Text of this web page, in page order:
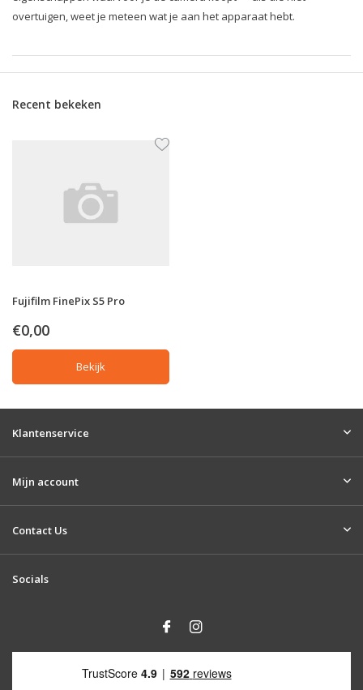
overtuigen, weet je meteen wat je aan het apparaat hebt.
Recent bekeken
Fujifilm FinePix S5 Pro
€0,00
Bekijk
Klantenservice
Mijn account
Contact Us
Socials